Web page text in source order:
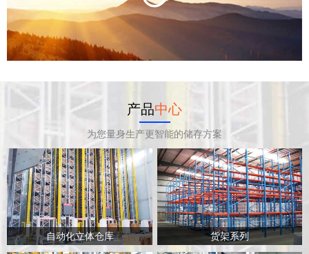
产品中心
为您量身生产更智能的储存方案
自动化立体仓库 货架系列